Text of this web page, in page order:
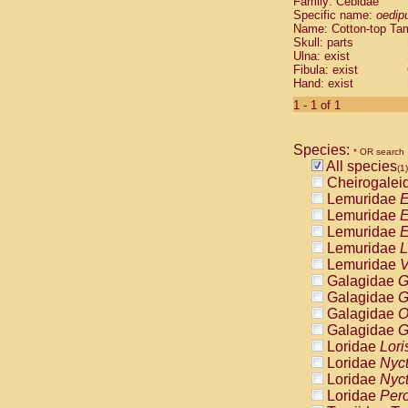
Cebidae
Cebidae
Cebidae
Cebidae
Cebidae
Cebidae
Cebidae
Cebidae
Cebidae
Cebidae
Cebidae
Cebidae
Atelidae
Atelidae
Atelidae
Atelidae
Atelidae
Atelidae
Atelidae
Atelidae
Atelidae
Atelidae
Pitheciidae
Specific name:
Name: Cotton-top
Skull: parts
Ulna: exist
Fibula: exist
Hand: exist
1 - 1 of 1
Species: * OR search
All species(1)
Lemuridae
Lemuridae
Lemuridae
Lemuridae
Lemuridae
Galagidae
Galagidae
Galagidae
Galagidae
Loridae
Loridae
Loridae
Loridae